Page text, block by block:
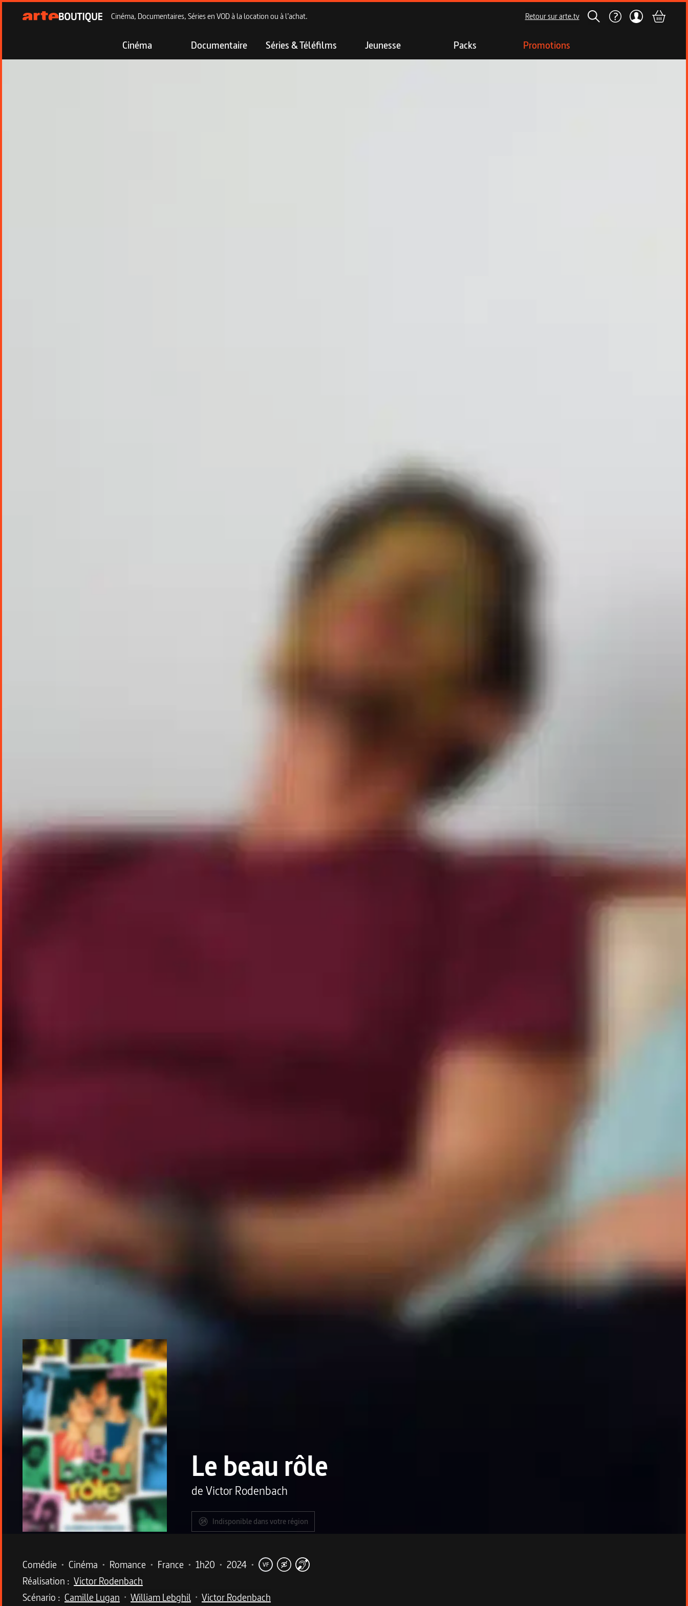
Cinéma, Documentaires, Séries en VOD à la location ou à l’achat. Retour sur arte.tv
Cinéma Documentaire Séries & Téléfilms Jeunesse Packs Promotions
Le beau rôle
deVictor Rodenbach
Indisponible dans votre région
Metadata du programme
Comédie • Cinéma • Romance • France • 1h20 • 2024 • VF
Réalisation : Victor Rodenbach
Scénario : Camille Lugan • William Lebghil • Victor Rodenbach